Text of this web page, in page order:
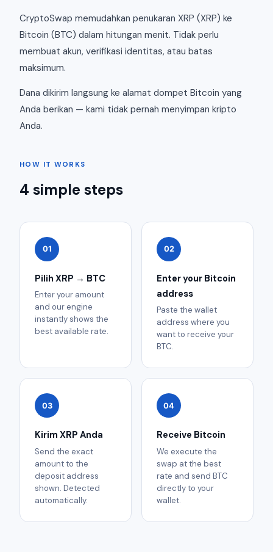
CryptoSwap memudahkan penukaran XRP (XRP) ke
Bitcoin (BTC) dalam hitungan menit. Tidak perlu
membuat akun, verifikasi identitas, atau batas
maksimum.
Dana dikirim langsung ke alamat dompet Bitcoin yang
Anda berikan — kami tidak pernah menyimpan kripto
Anda.
HOW IT WORKS
4 simple steps
01
Pilih XRP → BTC
Enter your amount
and our engine
instantly shows the
best available rate.
02
Enter your Bitcoin
address
Paste the wallet
address where you
want to receive your
BTC.
03
Kirim XRP Anda
Send the exact
amount to the
deposit address
shown. Detected
automatically.
04
Receive Bitcoin
We execute the
swap at the best
rate and send BTC
directly to your
wallet.